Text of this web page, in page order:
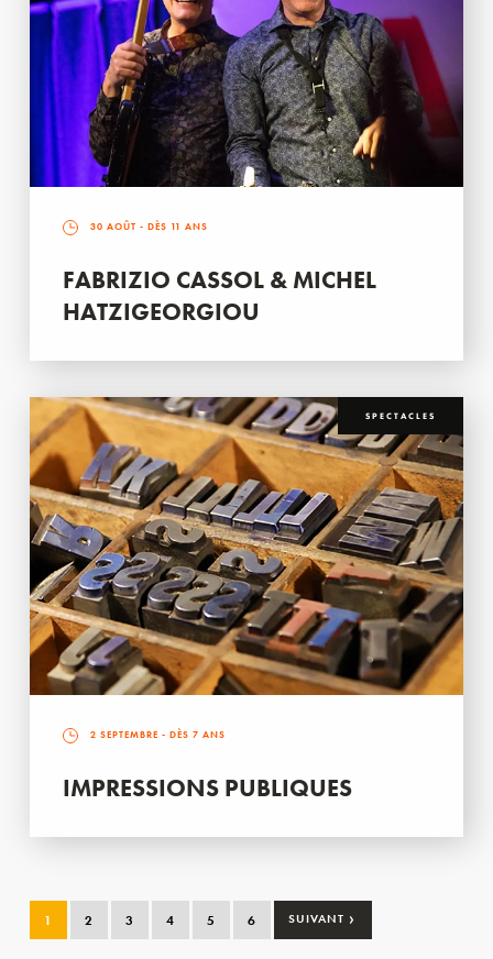
30 AOÛT - DÈS 11 ANS
FABRIZIO CASSOL & MICHEL
HATZIGEORGIOU
SPECTACLES
2 SEPTEMBRE - DÈS 7 ANS
IMPRESSIONS PUBLIQUES
1 2 3 4 5 6 SUIVANT ›